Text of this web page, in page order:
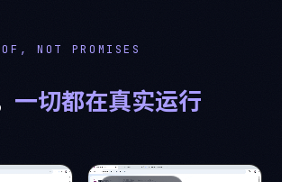
NOT PROMISES
一切都在真实运行